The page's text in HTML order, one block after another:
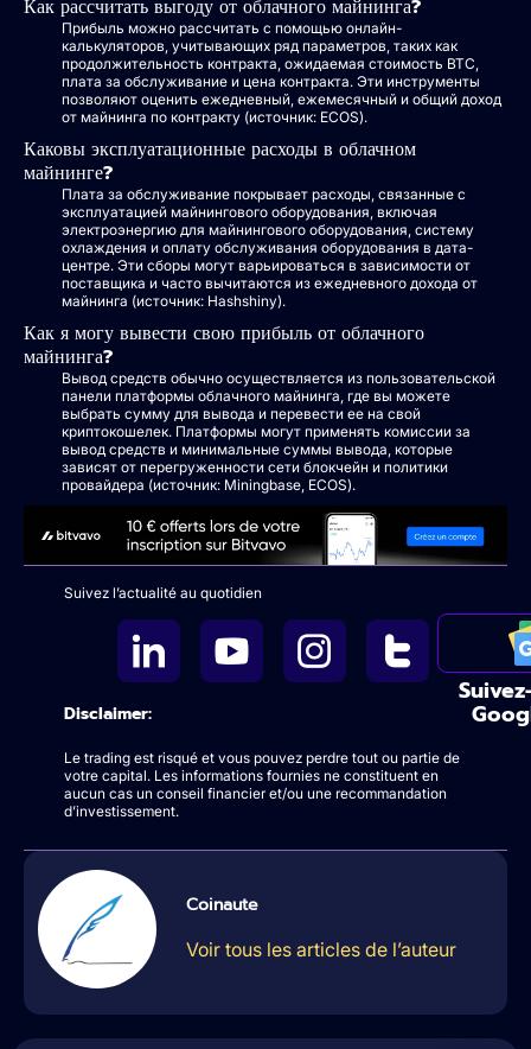
Как рассчитать выгоду от облачного майнинга?
Прибыль можно рассчитать с помощью онлайн-
калькуляторов, учитывающих ряд параметров, таких как
продолжительность контракта, ожидаемая стоимость BTC,
плата за обслуживание и цена контракта. Эти инструменты
позволяют оценить ежедневный, ежемесячный и общий доход
от майнинга по контракту (источник: ECOS).
Каковы эксплуатационные расходы в облачном
майнинге?
Плата за обслуживание покрывает расходы, связанные с
эксплуатацией майнингового оборудования, включая
электроэнергию для майнингового оборудования, систему
охлаждения и оплату обслуживания оборудования в дата-
центре. Эти сборы могут варьироваться в зависимости от
поставщика и часто вычитаются из ежедневного дохода от
майнинга (источник: Hashshiny).
Как я могу вывести свою прибыль от облачного
майнинга?
Вывод средств обычно осуществляется из пользовательской
панели платформы облачного майнинга, где вы можете
выбрать сумму для вывода и перевести ее на свой
криптокошелек. Платформы могут применять комиссии за
вывод средств и минимальные суммы вывода, которые
зависят от перегруженности сети блокчейн и политики
провайдера (источник: Miningbase, ECOS).
Suivez l’actualité au quotidien
Disclaimer:
Le trading est risqué et vous pouvez perdre tout ou partie de
votre capital. Les informations fournies ne constituent en
aucun cas un conseil financier et/ou une recommandation
d’investissement.
Coinaute
Voir tous les articles de l’auteur